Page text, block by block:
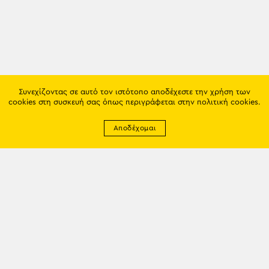
Συνεχίζοντας σε αυτό τον ιστότοπο αποδέχεστε την χρήση των
cookies στη συσκευή σας όπως περιγράφεται στην πολιτική cookies.
Αποδέχομαι